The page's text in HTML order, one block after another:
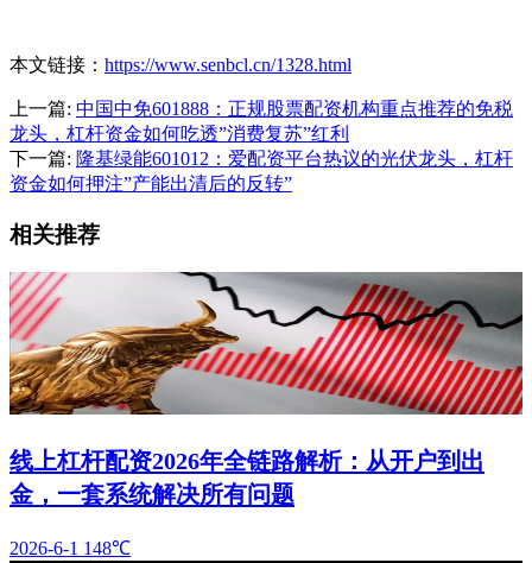
本文链接： https://www.senbcl.cn/1328.html
上一篇: 中国中免601888：正规股票配资机构重点推荐的免税
龙头，杠杆资金如何吃透”消费复苏”红利
下一篇: 隆基绿能601012：爱配资平台热议的光伏龙头，杠杆
资金如何押注”产能出清后的反转”
相关推荐
线上杠杆配资2026年全链路解析：从开户到出
金，一套系统解决所有问题
2026-6-1 148℃